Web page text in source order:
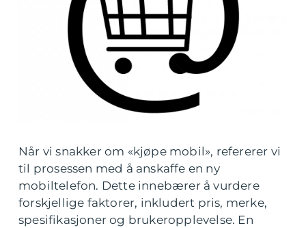
Når vi snakker om «kjøpe mobil», refererer vi
til prosessen med å anskaffe en ny
mobiltelefon. Dette innebærer å vurdere
forskjellige faktorer, inkludert pris, merke,
spesifikasjoner og brukeropplevelse. En